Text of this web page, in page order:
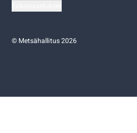
©Metsähallitus 2026